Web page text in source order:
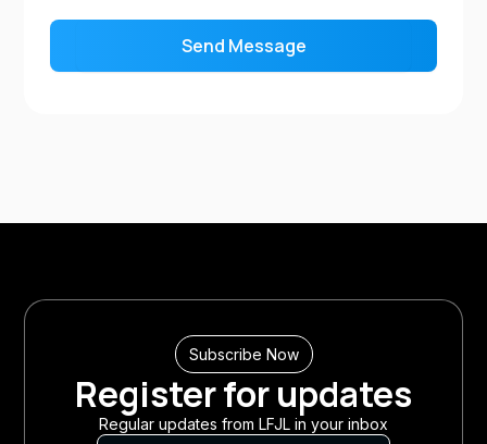
Subscribe Now
Register for updates
Regular updates from LFJL in your inbox